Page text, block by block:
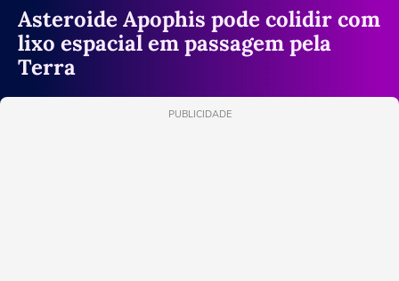
Asteroide Apophis pode colidir com
lixo espacial em passagem pela
Terra
PUBLICIDADE